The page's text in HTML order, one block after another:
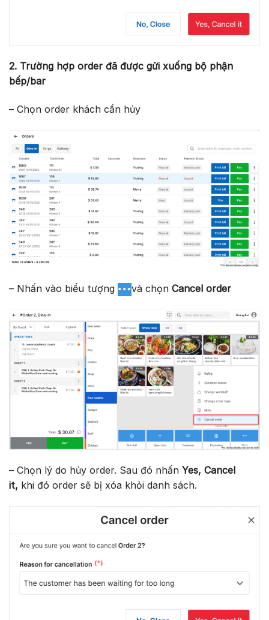
2. Trường hợp order đã được gửi xuống bộ phận
bếp/bar
– Chọn order khách cần hủy
– Nhấn vào biểu tượng và chọn Cancel order
– Chọn lý do hủy order. Sau đó nhấn Yes, Cancel
it, khi đó order sẽ bị xóa khỏi danh sách.